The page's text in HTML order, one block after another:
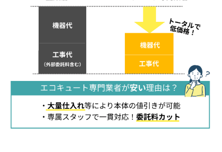
【エコキュートのトラブル】みんなの体験談
体験談1：エコキュート 神奈川｜12年使用したエコキュートの修理部品
の供給が困難なため、後継機に交換した。｜エコキュート マンション
どのようなトラブルでしたか？修理/交換するに至った経緯、原
因を教えてください。
業者はどのように選びましたか？複数見積もりを取ったのか、決
め手や重要視した点があれば教えてください。